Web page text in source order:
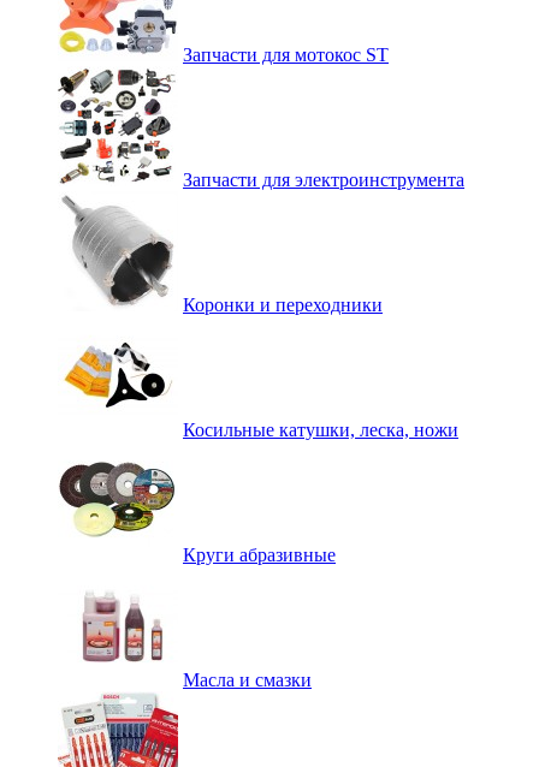
Запчасти для мотокос ST
Запчасти для электроинструмента
Коронки и переходники
Косильные катушки, леска, ножи
Круги абразивные
Масла и смазки